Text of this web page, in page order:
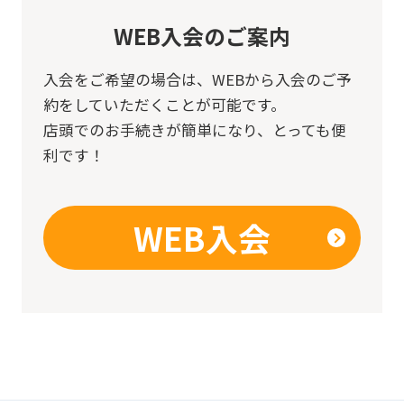
WEB入会のご案内
入会をご希望の場合は、 WEBから入会のご予
約をしていただくことが可能です。
店頭でのお手続きが簡単になり、とっても便
利です！
WEB入会